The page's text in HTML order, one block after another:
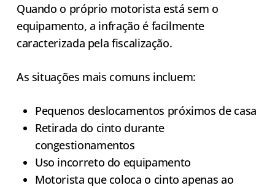
Quando o próprio motorista está sem o
equipamento, a infração é facilmente
caracterizada pela fiscalização.
As situações mais comuns incluem:
Pequenos deslocamentos próximos de casa
Retirada do cinto durante
congestionamentos
Uso incorreto do equipamento
Motorista que coloca o cinto apenas ao